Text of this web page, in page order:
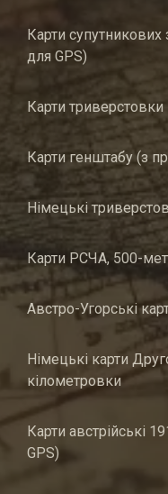
Карти супутникових
для GPS)
Карти триверстовки
Карти генштабу (з
Німецькі
Карти РСЧА, 500-
Австро-Угорські
Німецькі карти
кілометровки
Карти австрійські
GPS)